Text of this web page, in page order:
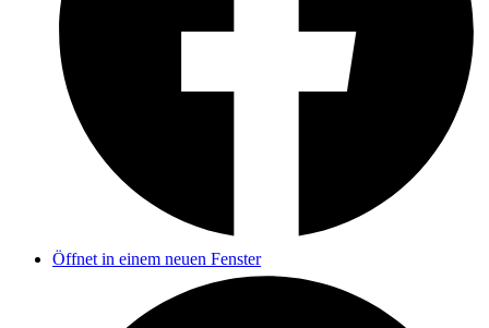
Öffnet in einem neuen Fenster